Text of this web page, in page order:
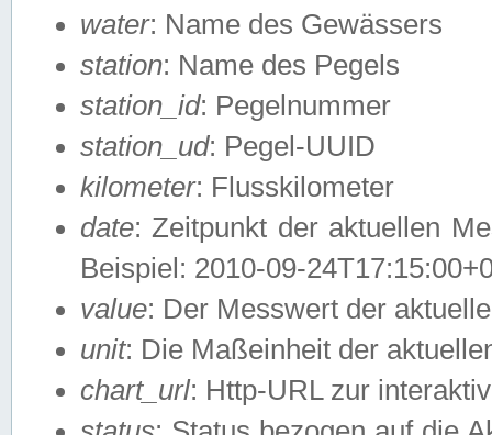
water: Name des Gewässers
station: Name des Pegels
station_id: Pegelnummer
station_ud: Pegel-UUID
kilometer: Flusskilometer
date: Zeitpunkt der aktuellen
Beispiel: 2010-09-
value: Der Messwert der
unit: Die Maßeinheit der
chart_url: Http-URL zur